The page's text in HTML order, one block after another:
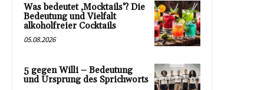
Was bedeutet ‚Mocktails‘? Die
Bedeutung und Vielfalt
alkoholfreier Cocktails
05.08.2026
5 gegen Willi – Bedeutung
und Ursprung des Sprichworts